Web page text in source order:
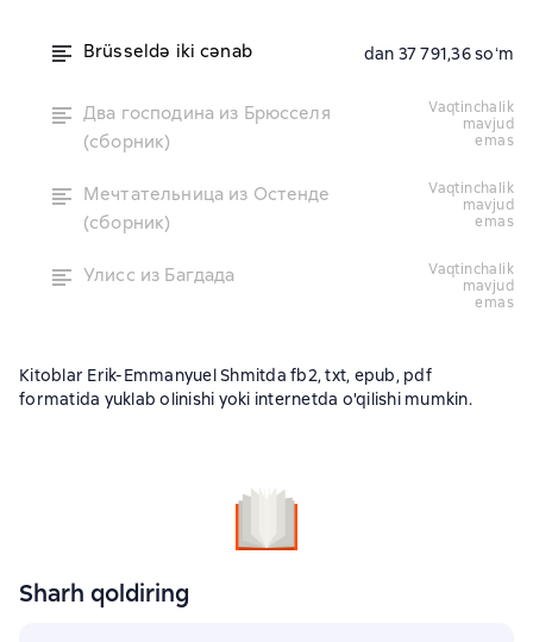
Brüsseldə iki cənab dan 37 791,36 soʻm
Два господина из Брюсселя
(сборник)
vaqtinchalik
mavjud
emas
Мечтательница из Остенде
(сборник)
vaqtinchalik
mavjud
emas
Улисс из Багдада
vaqtinchalik
mavjud
emas
Kitoblar Erik-Emmanyuel Shmitda fb2, txt, epub, pdf
formatida yuklab olinishi yoki internetda o'qilishi mumkin.
Sharh qoldiring